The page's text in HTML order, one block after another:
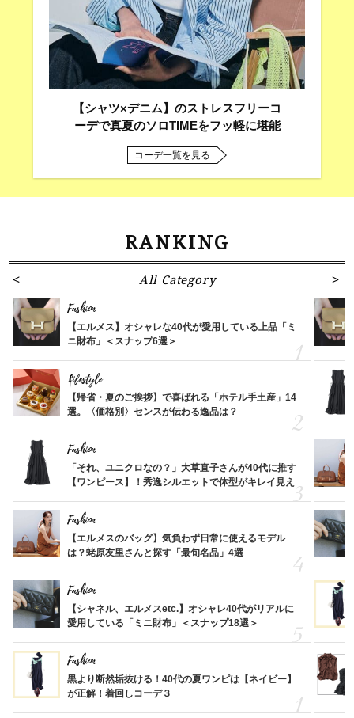
【シャツ×デニム】のストレスフリーコ
ーデで真夏のソロTIMEをフッ軽に堪能
コーデ一覧を見る
RANKING
All Category
Fashion
【エルメス】オシャレな40代が愛用している上品「ミ
ニ財布」＜スナップ6選＞
Lifestyle
【帰省・夏のご挨拶】で喜ばれる「ホテル手土産」14
選。〈価格別〉センスが伝わる逸品は？
Fashion
「それ、ユニクロなの？」大草直子さんが40代に推す
【ワンピース】！秀逸シルエットで体型がキレイ見え
Fashion
【エルメスのバッグ】気負わず日常に使えるモデル
は？蛯原友里さんと探す「最旬名品」4選
Fashion
【シャネル、エルメスetc.】オシャレ40代がリアルに
愛用している「ミニ財布」＜スナップ18選＞
Fashion
黒より断然垢抜ける！40代の夏ワンピは【ネイビー】
が正解！着回しコーデ３